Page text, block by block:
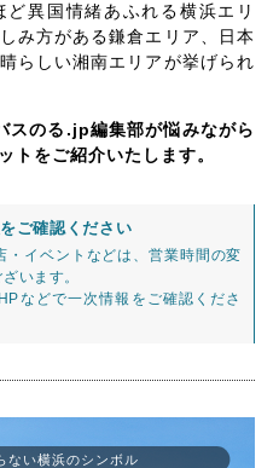
異国情緒あふれる横浜エリ
み方がある鎌倉エリア、日本
らしい湘南エリアが挙げられ
スのる.jp編集部が悩みながら
トをご紹介いたします。
ご確認ください
・イベントなどは、営業時間の変
います。
などで一次情報をご確認くださ
ない横浜のシンボル